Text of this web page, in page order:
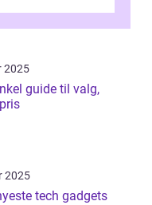
2025
guide til valg,
2025
tech gadgets